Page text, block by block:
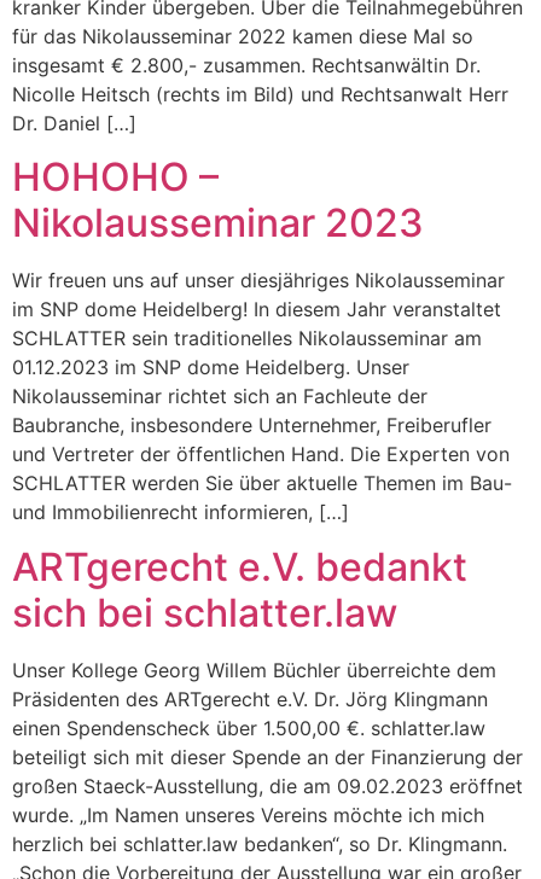
kranker Kinder übergeben. Über die Teilnahmegebühren
für das Nikolausseminar 2022 kamen diese Mal so
insgesamt € 2.800,- zusammen. Rechtsanwältin Dr.
Nicolle Heitsch (rechts im Bild) und Rechtsanwalt Herr
Dr. Daniel […]
HOHOHO –
Nikolausseminar 2023
Wir freuen uns auf unser diesjähriges Nikolausseminar
im SNP dome Heidelberg! In diesem Jahr veranstaltet
SCHLATTER sein traditionelles Nikolausseminar am
01.12.2023 im SNP dome Heidelberg. Unser
Nikolausseminar richtet sich an Fachleute der
Baubranche, insbesondere Unternehmer, Freiberufler
und Vertreter der öffentlichen Hand. Die Experten von
SCHLATTER werden Sie über aktuelle Themen im Bau-
und Immobilienrecht informieren, […]
ARTgerecht e.V. bedankt
sich bei schlatter.law
Unser Kollege Georg Willem Büchler überreichte dem
Präsidenten des ARTgerecht e.V. Dr. Jörg Klingmann
einen Spendenscheck über 1.500,00 €. schlatter.law
beteiligt sich mit dieser Spende an der Finanzierung der
großen Staeck-Ausstellung, die am 09.02.2023 eröffnet
wurde. „Im Namen unseres Vereins möchte ich mich
herzlich bei schlatter.law bedanken“, so Dr. Klingmann.
„Schon die Vorbereitung der Ausstellung war ein großer